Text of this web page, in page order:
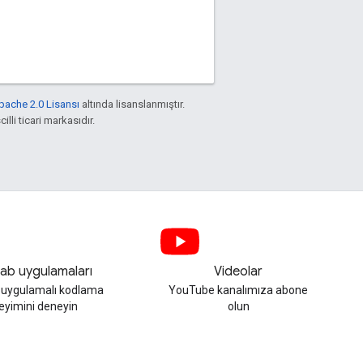
2.0 Lisansı altında lisanslanmıştır.
ticari markasıdır.
uygulamaları
kodlama
deneyin
Videolar
YouTube kanalımıza abone
olun